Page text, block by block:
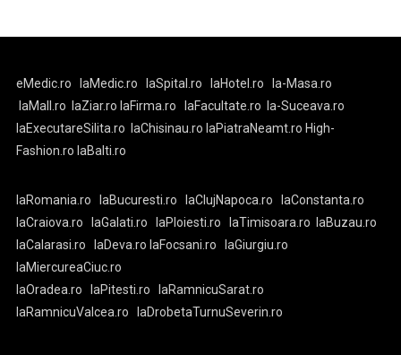
eMedic.ro laMedic.ro laSpital.ro laHotel.ro
la-Masa.ro
laMall.ro
laZiar.ro laFirma.ro laFacultate.ro
la-Suceava.ro
laExecutareSilita.ro
laChisinau.ro laPiatraNeamt.ro High-
Fashion.ro laBalti.ro
laRomania.ro laBucuresti.ro laClujNapoca.ro
laConstanta.ro
laCraiova.ro
laGalati.ro laPloiesti.ro laTimisoara.ro
laBuzau.ro
laCalarasi.ro
laDeva.ro laFocsani.ro
laGiurgiu.ro
laMiercureaCiuc.ro
laOradea.ro
laPitesti.ro
laRamnicuSarat.ro
laRamnicuValcea.ro
laDrobetaTurnuSeverin.ro